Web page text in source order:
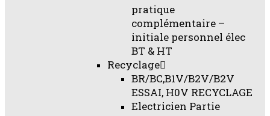
pratique
complémentaire –
initiale personnel élec
BT & HT
Recyclage
BR/BC,B1V/B2V/B2V
ESSAI, H0V RECYCLAGE
Electricien Partie